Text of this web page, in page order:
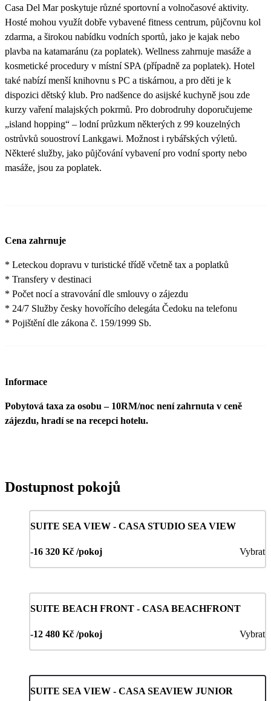
Casa Del Mar poskytuje různé sportovní a volnočasové aktivity.
Hosté mohou využít dobře vybavené fitness centrum, půjčovnu kol
zdarma, a širokou nabídku vodních sportů, jako je kajak nebo
plavba na katamaránu (za poplatek). Wellness zahrnuje masáže a
kosmetické procedury v místní SPA (případně za poplatek). Hotel
také nabízí menší knihovnu s PC a tiskárnou, a pro děti je k
dispozici dětský klub. Pro nadšence do asijské kuchyně jsou zde
kurzy vaření malajských pokrmů. Pro dobrodruhy doporučujeme
„island hopping“ – lodní průzkum některých z 99 kouzelných
ostrůvků souostroví Lankgawi. Možnost i rybářských výletů.
Některé služby, jako půjčování vybavení pro vodní sporty nebo
masáže, jsou za poplatek.
Cena zahrnuje
* Leteckou dopravu v turistické třídě včetně tax a poplatků
* Transfery v destinaci
* Počet nocí a stravování dle smlouvy o zájezdu
* 24/7 Služby česky hovořícího delegáta Čedoku na telefonu
* Pojištění dle zákona č. 159/1999 Sb.
Informace
Pobytová taxa za osobu – 10RM/noc není zahrnuta v ceně
zájezdu, hradí se na recepci hotelu.
Dostupnost pokojů
SUITE SEA VIEW - CASA STUDIO SEA VIEW
-16 320 Kč /pokoj Vybrat
SUITE BEACH FRONT - CASA BEACHFRONT
-12 480 Kč /pokoj Vybrat
SUITE SEA VIEW - CASA SEAVIEW JUNIOR